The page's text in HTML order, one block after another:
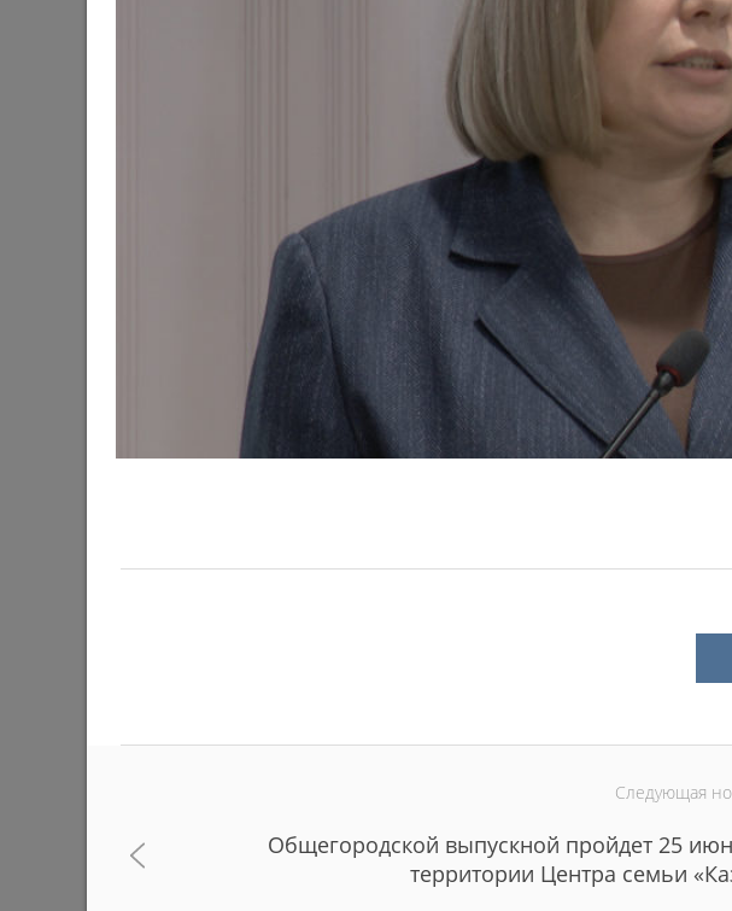
Готовность первой очереди третьего этапа благоустройства
набережной озера Нижний Кабан достигла 65%
В Казанском зооботсаде за полгода родились более 50 редких
Следующая
Общегородской выпускной пройдет 25
территории Центра семьи